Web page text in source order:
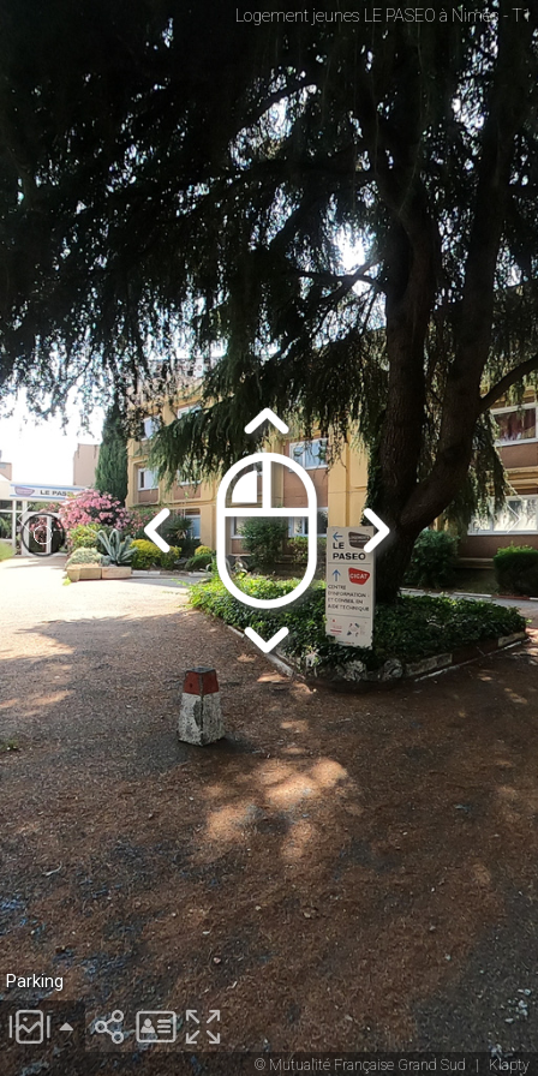
© Mutualité Française Grand Sud | Klapty
Logement jeunes LE PASEO à Nimes - T1
Parking